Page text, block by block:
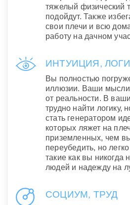
тяжелый физический
подойдут. Также
свои плечи и всю
работу на дачном
ИНТУИЦИЯ,
Вы полностью
иллюзии. Ваши мысли
от реальности. В
трудно найти логику,
стать генератором
которых ляжет на
приземленных, чем
переубедить, но
такие как вы никогда
людей и надежду на
СОЦИУМ, ТРУД